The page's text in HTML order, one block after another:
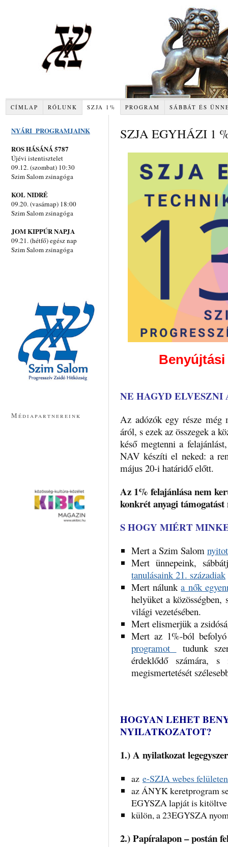
CÍMLAP RÓLUNK SZJA 1% PROGRAM SÁBBÁT ÉS
SZJA EGYHÁZI 1
Benyújtási
NE HAGYD
Az adózók egy része még
áról, s ezek az összegek a
késő megtenni a
NAV készíti el neked: a
május 20-i határidő előtt.
Az 1% felajánlása nem
konkrét anyagi
S HOGY MIÉRT
Mert a Szim Salom
Mert ünnepeink,
tanulásaink 21. századiak
Mert nálunka nők
helyüket a
világi vezetésében.
Mert elismerjük a
Mert az 1%-ból
programot
tudunk
érdeklődő számára,
megismertetését
HOGYAN LEHET
NYILATKOZATOT?
1.)A nyilatkozat
az e-SZJA webes felületen
az ÁNYK keretprogram
EGYSZA lapját is
külön, a 23EGYSZA
2.) Papíralapon – postán
NYÁRI PROGRAMJAINK
ROS HÁSÁNÁ 5787
Újévi istentisztelet
09.12. (szombat) 10:30
Szim Salom zsinagóga
KOL NIDRÉ
09.20. (vasárnap) 18:00
Szim Salom zsinagóga
JOM KIPPÚR NAPJA
09.21. (hétfő) egész nap
Szim Salom zsinagóga
Médiapartnereink